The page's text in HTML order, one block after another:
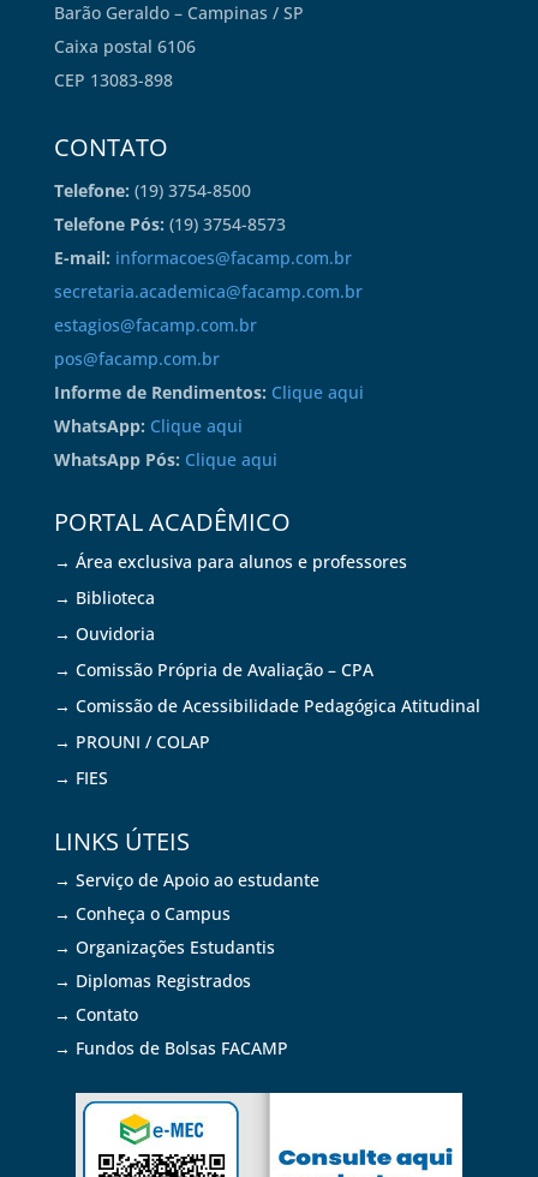
Barão Geraldo – Campinas / SP
Caixa postal 6106
CEP 13083-898
CONTATO
Telefone: (19) 3754-8500
Telefone Pós: (19) 3754-8573
E-mail: informacoes@facamp.com.br
secretaria.academica@facamp.com.br
estagios@facamp.com.br
pos@facamp.com.br
Informe de Rendimentos: Clique aqui
WhatsApp: Clique aqui
WhatsApp Pós: Clique aqui
PORTAL ACADÊMICO
→ Área exclusiva para alunos e professores
→ Biblioteca
→ Ouvidoria
→ Comissão Própria de Avaliação – CPA
→ Comissão de Acessibilidade Pedagógica Atitudinal
→ PROUNI / COLAP
→ FIES
LINKS ÚTEIS
→ Serviço de Apoio ao estudante
→ Conheça o Campus
→ Organizações Estudantis
→ Diplomas Registrados
→ Contato
→ Fundos de Bolsas FACAMP